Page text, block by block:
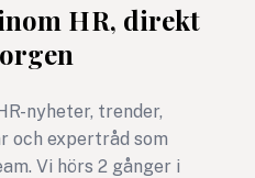
HR, direkt
nyheter, trender,
och expertråd som
Vi hörs 2 gånger i